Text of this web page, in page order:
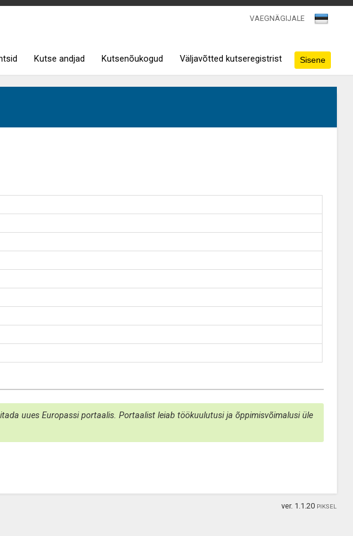
VAEGNÄGIJALE
Kutse andjad Kutsenõukogud Väljavõtted kutseregistrist
uues Europassi portaalis. Portaalist leiab töökuulutusi ja õppimisvõimalusi üle
ver. 1.1.20 PIKSEL